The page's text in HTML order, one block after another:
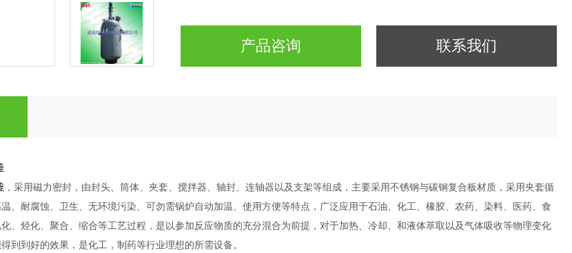
产品咨询 联系我们
，采用磁力密封，由封头、筒体、夹套、搅拌器、轴封、连轴器以及支架等组成，主要采用不锈钢与碳钢复合板材质，采用夹套循
、耐腐蚀、卫生、无环境污染、可勿需锅炉自动加温、使用方便等特点，广泛应用于石油、化工、橡胶、农药、染料、医药、食
、烃化、聚合、缩合等工艺过程，是以参加反应物质的充分混合为前提，对于加热、冷却、和液体萃取以及气体吸收等物理变化
到到好的效果，是化工，制药等行业理想的所需设备。